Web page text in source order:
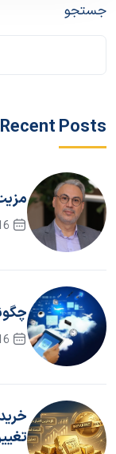
جستجو
Recent Posts